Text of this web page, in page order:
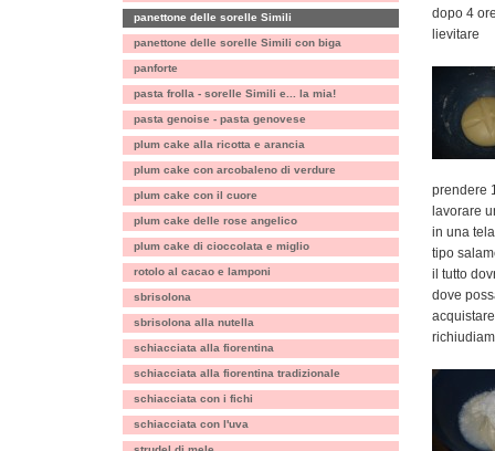
panettone delle sorelle Simili
panettone delle sorelle Simili con biga
panforte
pasta frolla - sorelle Simili e... la mia!
pasta genoise - pasta genovese
plum cake alla ricotta e arancia
plum cake con arcobaleno di verdure
plum cake con il cuore
plum cake delle rose angelico
plum cake di cioccolata e miglio
rotolo al cacao e lamponi
sbrisolona
sbrisolona alla nutella
schiacciata alla fiorentina
schiacciata alla fiorentina tradizionale
schiacciata con i fichi
schiacciata con l'uva
dopo 4
lievitare
prendere
lavorare
in una
tipo
il tutto
dove